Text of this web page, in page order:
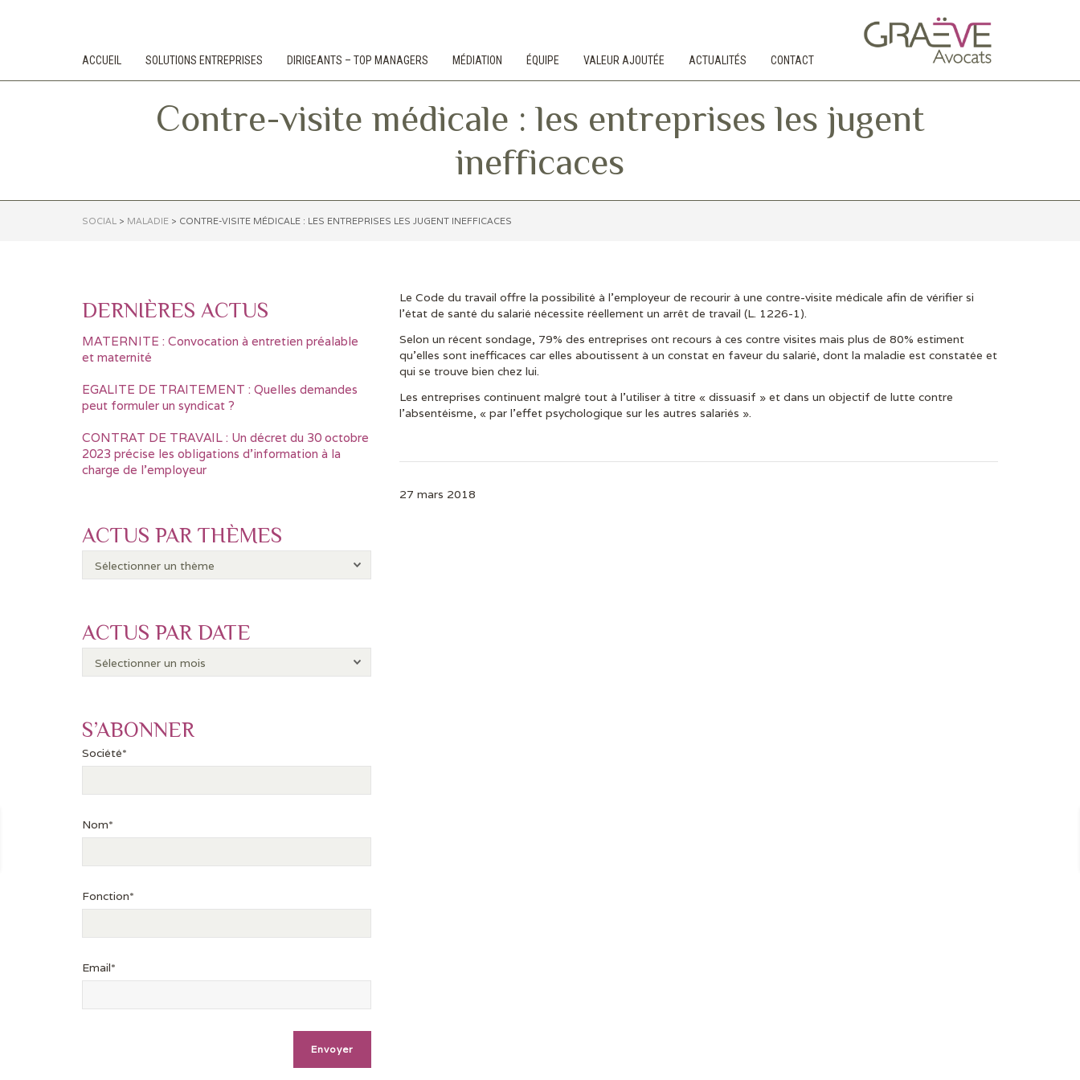
ACCUEIL SOLUTIONS ENTREPRISES DIRIGEANTS – TOP MANAGERS MÉDIATION ÉQUIPE VALEUR AJOUTÉE ACTUALITÉS CONTACT
Contre-visite médicale : les entreprises les jugent
inefficaces
SOCIAL > MALADIE > CONTRE-VISITE MÉDICALE : LES ENTREPRISES LES JUGENT INEFFICACES
Le Code du travail offre la possibilité à l’employeur de recourir à une contre-visite médicale afin de vérifier si
l’état de santé du salarié nécessite réellement un arrêt de travail (L. 1226-1).
Selon un récent sondage, 79% des entreprises ont recours à ces contre visites mais plus de 80% estiment
qu’elles sont inefficaces car elles aboutissent à un constat en faveur du salarié, dont la maladie est constatée et
qui se trouve bien chez lui.
Les entreprises continuent malgré tout à l’utiliser à titre « dissuasif » et dans un objectif de lutte contre
l’absentéisme, « par l’effet psychologique sur les autres salariés ».
27 mars 2018
DERNIÈRES ACTUS
MATERNITE : Convocation à entretien préalable
et maternité
EGALITE DE TRAITEMENT : Quelles demandes
peut formuler un syndicat ?
CONTRAT DE TRAVAIL : Un décret du 30 octobre
2023 précise les obligations d’information à la
charge de l’employeur
ACTUS PAR THÈMES
ACTUS PAR DATE
S’ABONNER
Société*
Nom*
Fonction*
Email*